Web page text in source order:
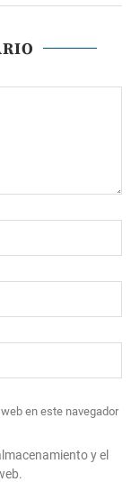
en este navegador
y el